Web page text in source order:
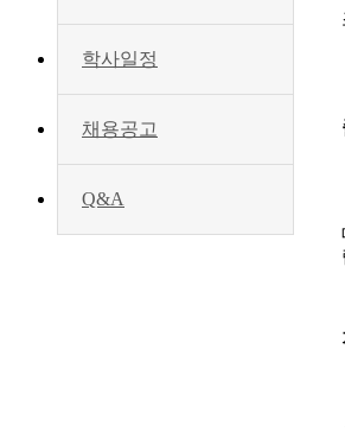
학사일정
채용공고
Q&A